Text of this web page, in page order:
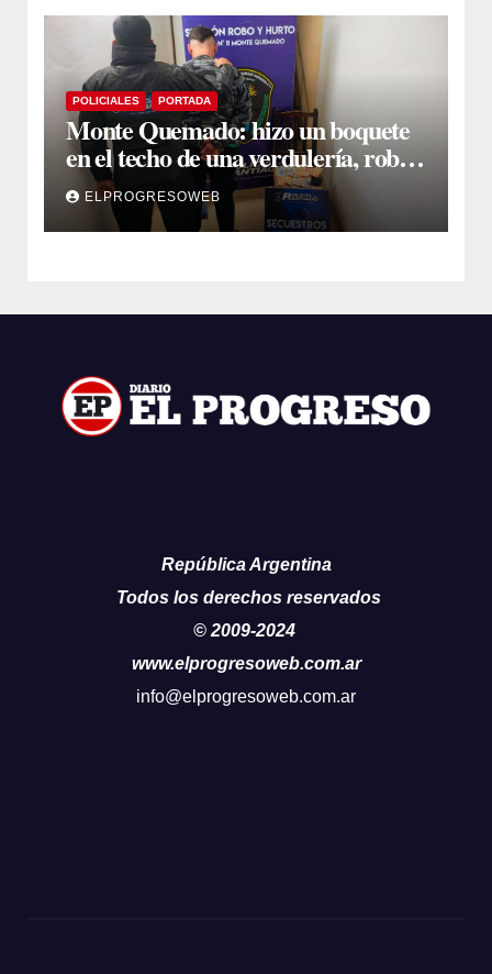
POLICIALES PORTADA
Monte Quemado: hizo un boquete
en el techo de una verdulería, robó
$800.000 y cayó tras ser filmado
ELPROGRESOWEB
República Argentina
Todos los derechos reservados
© 2009-2024
www.elprogresoweb.com.ar
info@elprogresoweb.com.ar